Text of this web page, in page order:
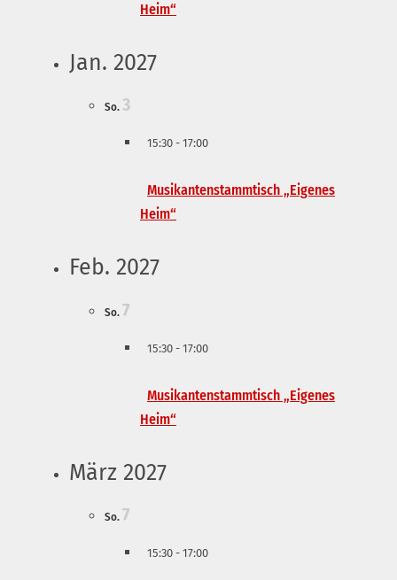
Heim“
Jan. 2027
So. 3
15:30 - 17:00
Musikantenstammtisch „Eigenes
Heim“
Feb. 2027
So. 7
15:30 - 17:00
Musikantenstammtisch „Eigenes
Heim“
März 2027
So. 7
15:30 - 17:00